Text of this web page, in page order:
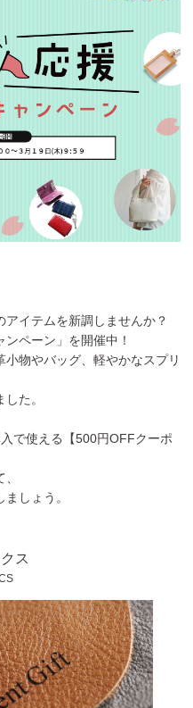
イテムを新調しませんか？
ペーン」を開催中！
物やバッグ、軽やかなスプリ
た。
で使える【500円OFFクーポ
しょう。
ス